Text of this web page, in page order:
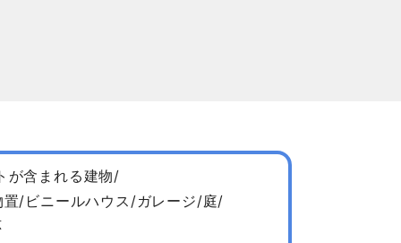
が含まれる建物/
/ビニールハウス/ガレージ/庭/